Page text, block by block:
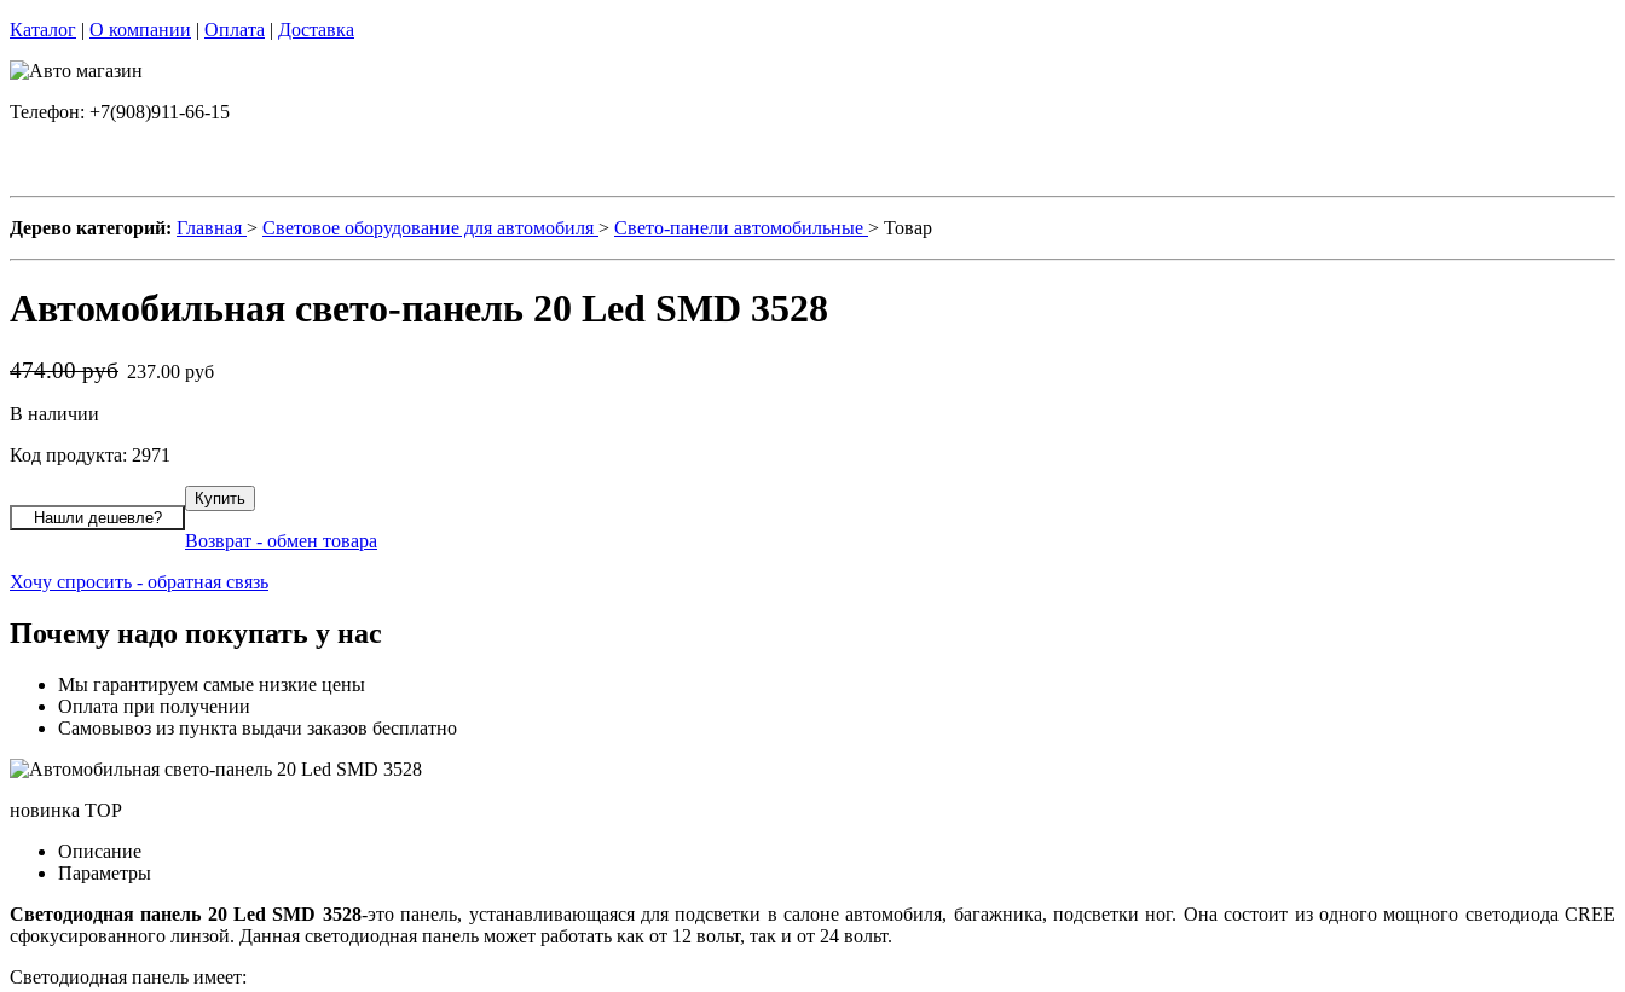
Каталог | О компании | Оплата | Доставка
Телефон: +7(908)911-66-15
Дерево категорий: Главная > Световое оборудование для автомобиля > Свето-панели автомобильные > Товар
Автомобильная свето-панель 20 Led SMD 3528
474.00 руб 237.00 руб
В наличии
Код продукта: 2971
Возврат - обмен товара
Хочу спросить - обратная связь
Почему надо покупать у нас
Мы гарантируем самые низкие цены
Оплата при получении
Самовывоз из пункта выдачи заказов бесплатно
новинка TOP
Описание
Параметры
Светодиодная панель 20 Led SMD 3528-это панель, устанавливающаяся для подсветки в салоне автомобиля, багажника, подсветки ног. Она состоит из одного мощного светодиода CREE
сфокусированного линзой. Данная светодиодная панель может работать как от 12 вольт, так и от 24 вольт.
Светодиодная панель имеет: